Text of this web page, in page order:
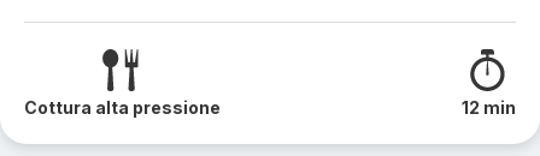
Cottura alta pressione 12 min